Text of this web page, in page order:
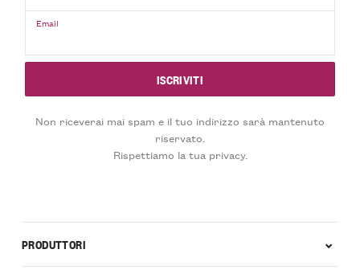
Email
Non riceverai mai spam e il tuo indirizzo sarà mantenuto
riservato.
Rispettiamo la tua privacy.
PRODUTTORI